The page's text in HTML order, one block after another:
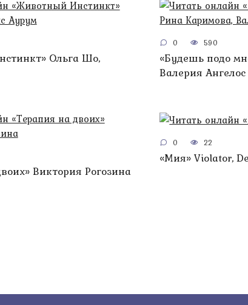
Ольга Шо,
0 590
«Будешь подо
Валерия Ангелос
Виктория Рогозина
0 22
«Мия» Violator,